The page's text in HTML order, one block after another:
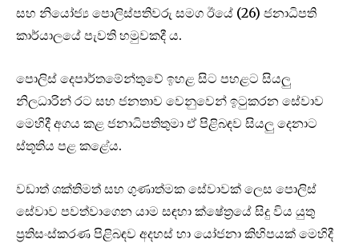
සහ නියෝජ්‍ය පොලිස්පතිවරු සමග ඊයේ (26) ජනාධිපති
කාර්යාලයේ පැවති හමුවකදී ය.
පොලිස් දෙපාර්තමේන්තුවේ ඉහළ සිට පහළට සියලු
නිලධාරින් රට සහ ජනතාව වෙනුවෙන් ඉටුකරන සේවාව
මෙහිදී අගය කළ ජනාධිපතිතුමා ඒ පිළිබඳව සියලු දෙනාට
ස්තූතිය පළ කළේය.
වඩාත් ශක්තිමත් සහ ගුණාත්මක සේවාවක් ලෙස පොලිස්
සේවාව පවත්වාගෙන යාම සඳහා ක්ෂේත‍්‍රයේ සිදු විය යුතු
ප‍්‍රතිසංස්කරණ පිළිබඳව අදහස් හා යෝජනා කිහිපයක් මෙහිදී